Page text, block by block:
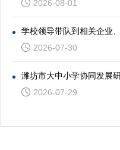
2026-08-01
学校领导带队到相关企业
2026-07-30
潍坊市大中小学协同发展
2026-07-29